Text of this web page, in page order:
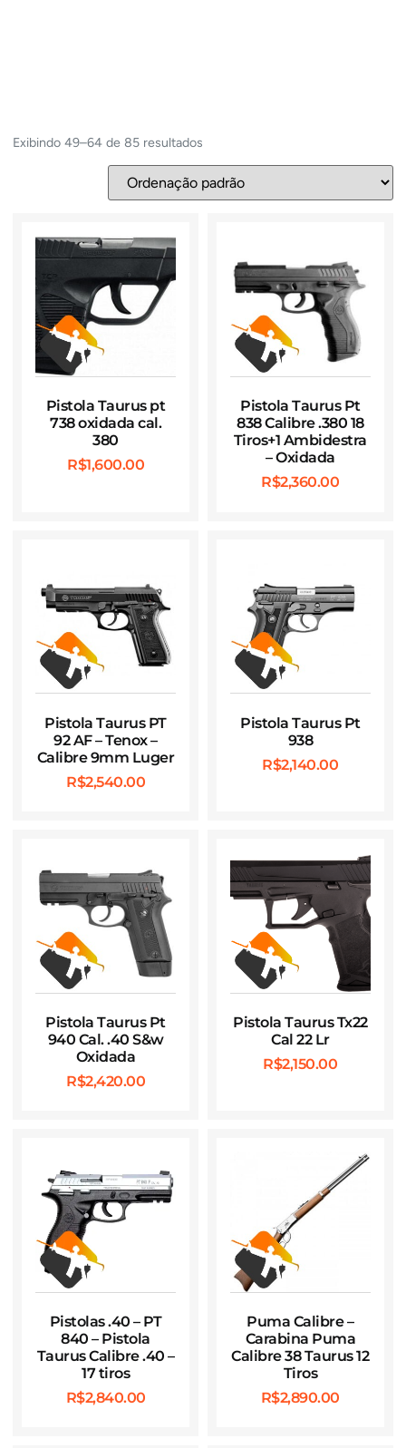
Exibindo 49–64 de 85 resultados
Pistola Taurus pt
738 oxidada cal.
380
R$1,600.00
Pistola Taurus Pt
838 Calibre .380 18
Tiros+1 Ambidestra
– Oxidada
R$2,360.00
Pistola Taurus PT
92 AF – Tenox –
Calibre 9mm Luger
R$2,540.00
Pistola Taurus Pt
938
R$2,140.00
Pistola Taurus Pt
940 Cal. .40 S&w
Oxidada
R$2,420.00
Pistola Taurus Tx22
Cal 22 Lr
R$2,150.00
Pistolas .40 – PT
840 – Pistola
Taurus Calibre .40 –
17 tiros
R$2,840.00
Puma Calibre –
Carabina Puma
Calibre 38 Taurus 12
Tiros
R$2,890.00